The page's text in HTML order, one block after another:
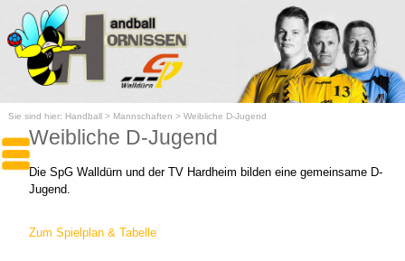
Sie sind hier: Handball > Mannschaften > Weibliche D-Jugend
Weibliche D-Jugend
Die SpG Walldürn und der TV Hardheim bilden eine gemeinsame D-
Jugend.
Zum Spielplan & Tabelle